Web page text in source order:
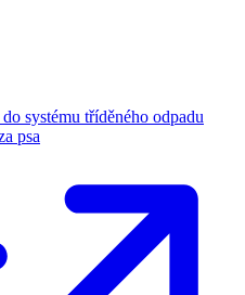
systému tříděného odpadu
psa